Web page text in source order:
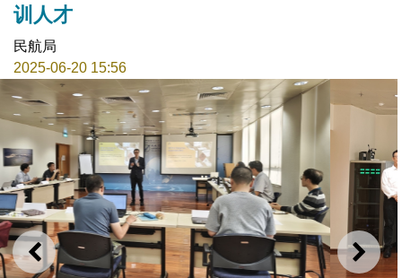
训人才
民航局
2025-06-20 15:56
上一则 下一